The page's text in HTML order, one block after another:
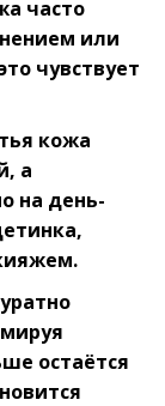
часто
или
чувствует
кожа
а
на день-
остаётся